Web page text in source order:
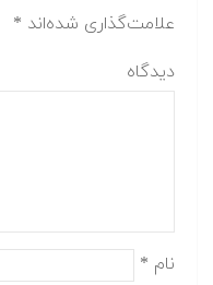
علامت‌گذاری شده‌اند *
دیدگاه
نام *